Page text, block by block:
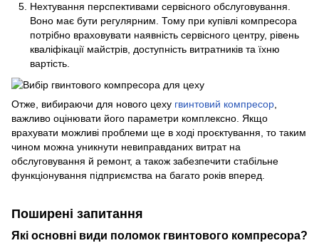
Нехтування перспективами сервісного обслуговування.
Воно має бути регулярним. Тому при купівлі компресора
потрібно враховувати наявність сервісного центру, рівень
кваліфікації майстрів, доступність витратників та їхню
вартість.
Отже, вибираючи для нового цеху гвинтовий компресор
важливо оцінювати його параметри комплексно. Якщо
врахувати можливі проблеми ще в ході проєктування, то таким
чином можна уникнути невиправданих витрат на
обслуговування й ремонт, а також забезпечити стабільне
функціонування підприємства на багато років вперед.
Поширені запитання
Які основні види поломок гвинтового компресора?